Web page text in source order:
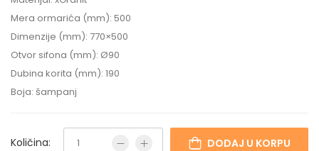
Mera ormarića (mm): 500
Dimenzije (mm): 770×500
Otvor sifona (mm): Ø90
Dubina korita (mm): 190
Boja: šampanj
Količina: DODAJ U KORPU